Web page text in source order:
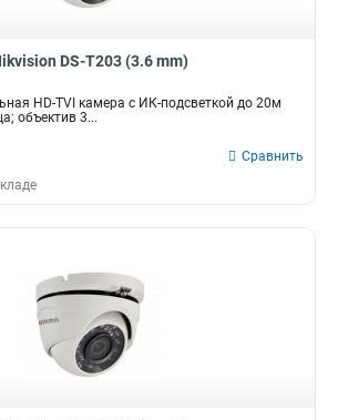
DS-T203 (3.6 mm)
HD-TVI камера с ИК-подсветкой до 20м
объектив 3...
Сравнить